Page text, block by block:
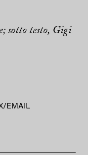
sotto testo, Gigi
/EMAIL